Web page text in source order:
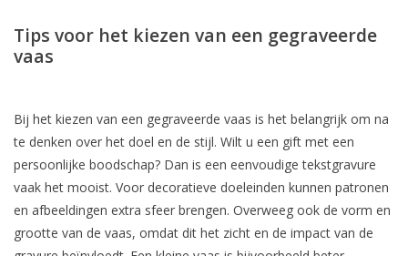
Tips voor het kiezen van een gegraveerde
vaas
Bij het kiezen van een gegraveerde vaas is het belangrijk om na
te denken over het doel en de stijl. Wilt u een gift met een
persoonlijke boodschap? Dan is een eenvoudige tekstgravure
vaak het mooist. Voor decoratieve doeleinden kunnen patronen
en afbeeldingen extra sfeer brengen. Overweeg ook de vorm en
grootte van de vaas, omdat dit het zicht en de impact van de